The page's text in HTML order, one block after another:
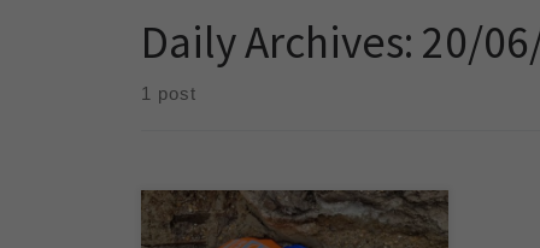
Daily Archives: 20/
1 post
Заменом постојеће водоводне